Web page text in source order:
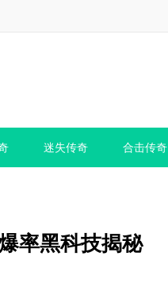
迷失传奇 合击传奇
率黑科技揭秘